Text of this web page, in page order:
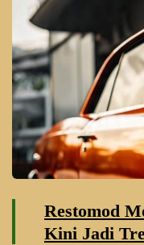
Restomod
Kini Jadi